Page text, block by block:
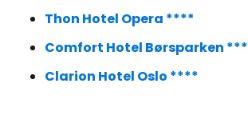
Thon Hotel Opera ****
Comfort Hotel Børsparken ***
Clarion Hotel Oslo ****